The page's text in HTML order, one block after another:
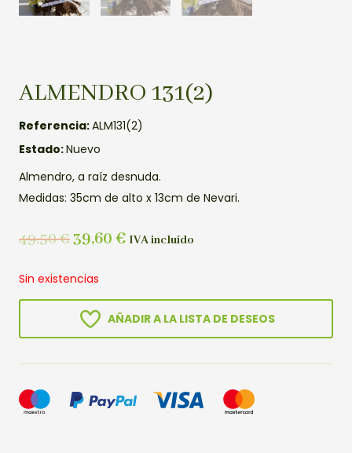
ALMENDRO 131(2)
Referencia:ALM131(2)
Estado:Nuevo
Almendro, a raíz desnuda.
Medidas: 35cm de alto x 13cm de Nevari.
49,50€39,60 € IVA incluído
Sin existencias
AÑADIR A LA LISTA DE DESEOS